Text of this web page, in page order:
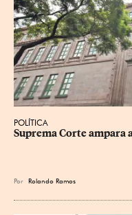
POLÍTICA
Suprema Corte ampara
Por Rolando Ramos